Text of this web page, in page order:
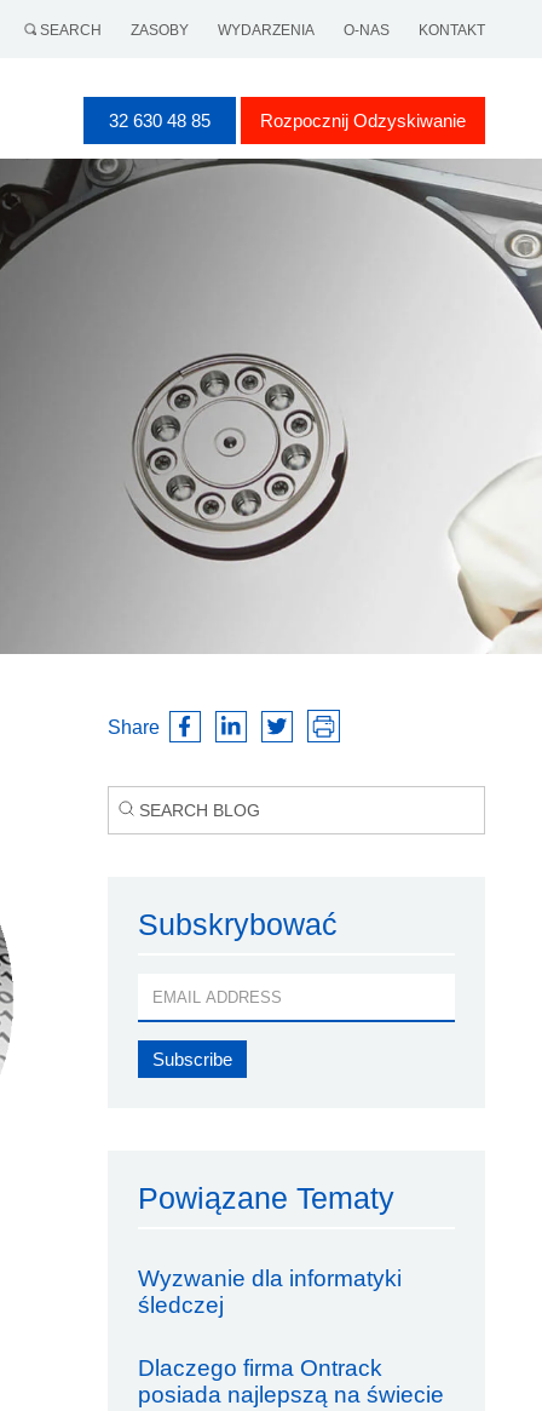
SEARCH ZASOBY WYDARZENIA O-NAS KONTAKT
32 630 48 85 Rozpocznij Odzyskiwanie
Share
Subskrybować
Powiązane Tematy
Wyzwanie dla informatyki
śledczej
Dlaczego firma Ontrack
posiada najlepszą na świecie